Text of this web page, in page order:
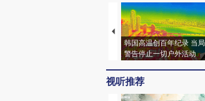
韩国高温创百年纪录 当局
警告停止一切户外活动
视听推荐